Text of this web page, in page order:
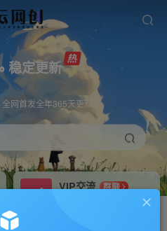
稳定更新
网首发全年365天更新
VIP交流
群聊
研究探讨更多创业项目路子。